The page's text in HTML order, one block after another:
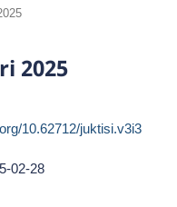
2025
10.62712/juktisi.v3i3
02-28